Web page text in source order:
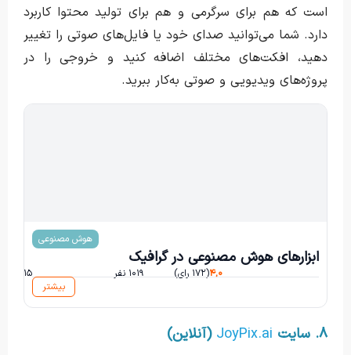
است که هم برای سرگرمی و هم برای تولید محتوا کاربرد
دارد. شما می‌توانید صدای خود یا فایل‌های صوتی را تغییر
دهید، افکت‌های مختلف اضافه کنید و خروجی را در
پروژه‌های ویدیویی و صوتی به‌کار ببرید.
مسعود رئیسی
هوش مصنوعی
ابزارهای هوش مصنوعی در گرافیک
۴,۰(۱۷۲ رای) ۱۰۱۹ نفر
۲۱۵ ساعت و ۰ دقیقه
بیشتر
۸. سایت JoyPix.ai (آنلاین)